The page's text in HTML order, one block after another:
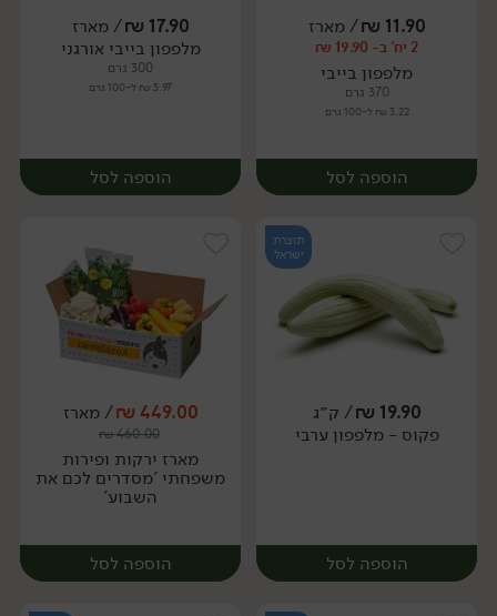
מארז מארז
11.90
₪/ מארז
2 יח' ב- 19.90 ₪
מלפפון בייבי
370 גרם
3.22 ₪ ל-100 גרם
הוספה לסל
מארז
17.90
₪/ מארז
מלפפון בייבי אורגני
300 גרם
5.97 ₪ ל-100 גרם
הוספה לסל
מארז
תוצרת
ישראל
19.90
₪/ ק״ג
פקוס - מלפפון ערבי
הוספה לסל
449.00
₪/ מארז
460.00
₪
מארז ירקות ופירות
משפחתי 'מסדרים לכם את
השבוע'
הוספה לסל